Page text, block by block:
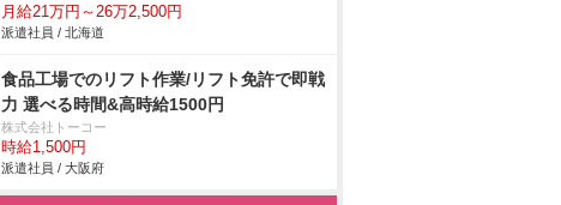
月給21万円～26万2,500円
派遣社員 / 北海道
食品工場でのリフト作業/リフト免許で即戦
力 選べる時間&高時給1500円
株式会社トーコー
時給1,500円
派遣社員 / 大阪府